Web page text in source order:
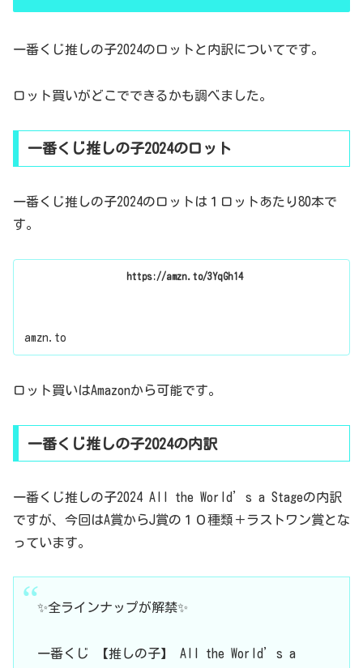
一番くじ推しの子2024のロットと内訳についてです。
ロット買いがどこでできるかも調べました。
一番くじ推しの子2024のロット
一番くじ推しの子2024のロットは１ロットあたり80本で
す。
https://amzn.to/3YqGh14
amzn.to
ロット買いはAmazonから可能です。
一番くじ推しの子2024の内訳
一番くじ推しの子2024 All the World’s a Stageの内訳
ですが、今回はA賞からJ賞の１０種類＋ラストワン賞とな
っています。
✨全ラインナップが解禁✨
一番くじ 【推しの子】 All the World’s a